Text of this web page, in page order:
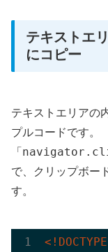
テキストエ
にコピー
テキストエリアの
プルコードです。
「
で、クリップボー
す。